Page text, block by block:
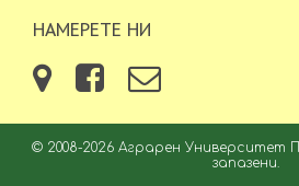
НАМЕРЕТЕ НИ
© 2008-2026 Аграрен Университет
запазени.